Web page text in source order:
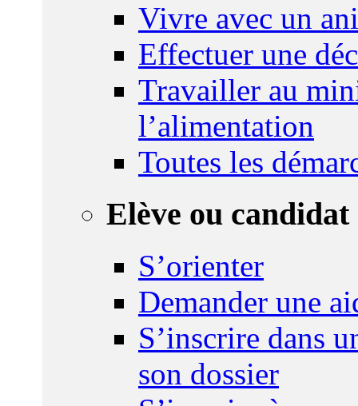
Vivre avec un
Effectuer une
Travailler au
l’alimentation
Toutes les
Elève ou candidat
S’orienter
Demander une
S’inscrire dans
son dossier